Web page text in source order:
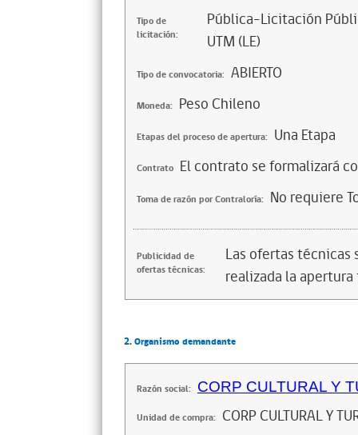
Tipo de
licitación:
Pública-Licitación
UTM (LE)
Tipo de convocatoria: ABIERTO
Moneda: Peso Chileno
Etapas del proceso de apertura: Una Etapa
Contrato El contrato se formalizará
Toma de razón por Contraloría: No requiere
Publicidad de
ofertas técnicas:
Las ofertas
realizada la
2. Organismo demandante
Razón social: CORP CULTURAL Y
Unidad de compra: CORP CULTURAL Y